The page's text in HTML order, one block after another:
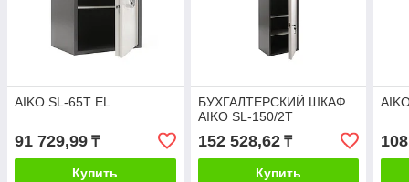
AIKO SL-65Т EL
91 729,99 ₸
Купить
БУХГАЛТЕРСКИЙ ШКАФ
AIKO SL-150/2Т
152 528,62₸
Купить